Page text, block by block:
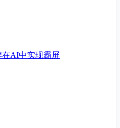
AI中实现霸屏